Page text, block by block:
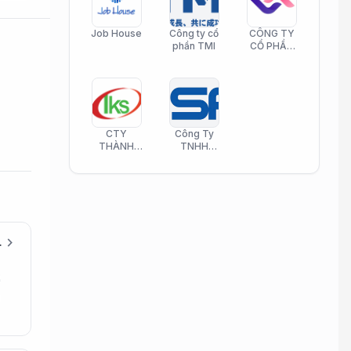
đào tạo) chevron_right
Job House
Công ty cổ
phần TMI
CÔNG TY
CỔ PHẦN
CTY
THÀNH
PHAMATECH
Công Ty
TNHH
Phần Mềm